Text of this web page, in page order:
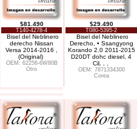
$81.490
T140-4278-4
Bisel del Neblinero
derecho Nissan
Versa 2014-2016 ,
(Original)
OEM: 62256-6W80B
Otro
$29.490
T080-5395-2
Bisel del Neblinero
Derecho, • Ssangyong
Korando 2.0 2011-2015
D20DT dohc diesel, 4
Cil. . .
OEM: 7871334300
Corea